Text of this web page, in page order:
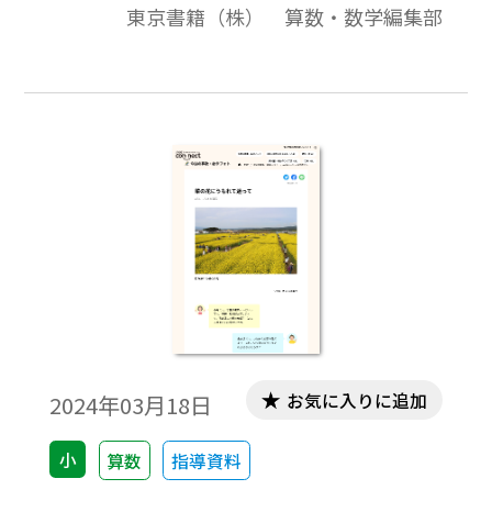
学者・田中舘愛橘（1856〜1952年）の肖像
東京書籍（株） 算数・数学編集部
2024年03月18日
小 算数 指導資料
お気に入りに追加